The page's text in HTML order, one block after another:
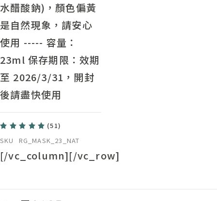
水醋酸鈉)，顏色偏黃
是自然現象，請安心
使用 ----- 容量：
23ml 保存期限：效期
至 2026/3/31，開封
後請盡快使用
(51)
SKU
RG_MASK_23_NAT
[/vc_column][/vc_row]